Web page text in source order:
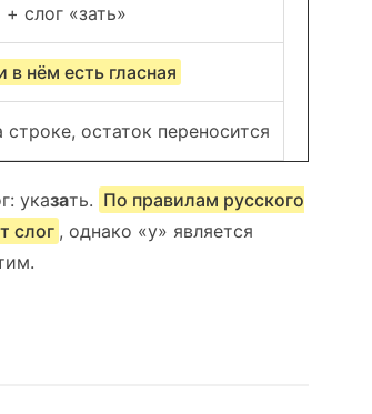
слог «зать»
нём есть гласная
остаток переносится
указать. По правилам русского
слог , однако «у» является